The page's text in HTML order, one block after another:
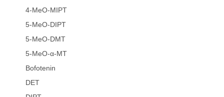
4-MeO-MIPT
5-MeO-DIPT
5-MeO-DMT
5-MeO-α-MT
Bofotenin
DET